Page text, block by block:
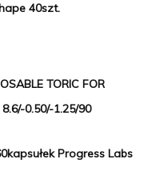
40szt.
TORIC FOR
0.50/-1.25/90
Progress Labs